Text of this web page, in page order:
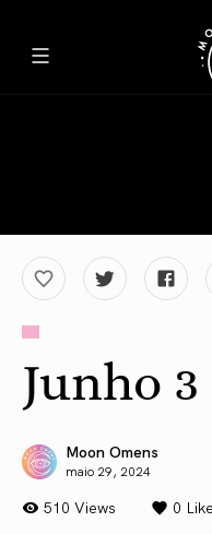
Junho
Moon Omens
maio 29, 2024
510 Views 0